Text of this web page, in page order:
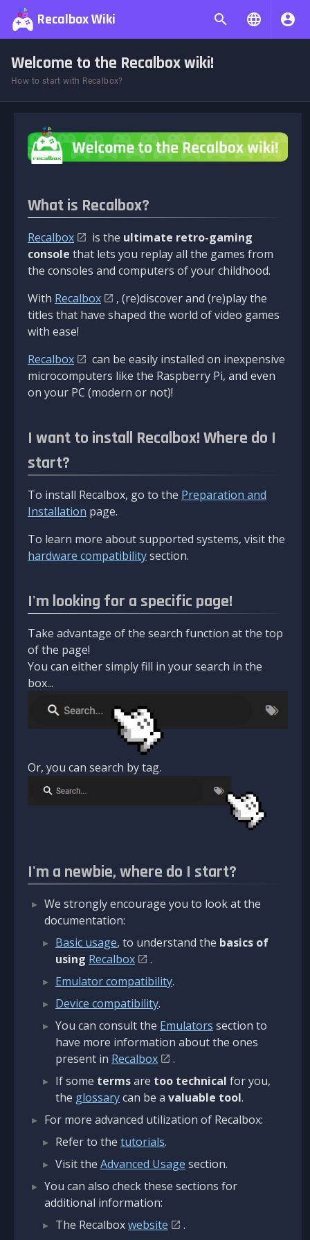
Recalbox Wiki
Welcome to the Recalbox wiki!
How to start with Recalbox?
What is Recalbox?
Recalbox is the ultimate retro-gaming
console that lets you replay all the games from
the consoles and computers of your childhood.
With Recalbox
, (re)discover and (re)play the
titles that have shaped the world of video games
with ease!
Recalbox
can be easily installed on inexpensive
microcomputers like the Raspberry Pi, and even
on your PC (modern or not)!
I want to install Recalbox! Where do I
start?
To install Recalbox, go to the Preparation and
Installation page.
To learn more about supported systems, visit the
hardware compatibilitysection.
I'm looking for a specific page!
Take advantage of the search function at the top
of the page!
You can either simply fill in your search in the
box...
Or, you can search by tag.
I'm a newbie, where do I start?
We strongly encourage you to look at the
documentation:
Basic usage, to understand the basics of
using Recalbox
.
Emulator compatibility.
Device compatibility.
You can consult the Emulators section to
have more information about the ones
present in Recalbox
.
If some termsare too technical for you,
the glossarycan be a valuable tool.
For more advanced utilization of Recalbox:
Refer to the tutorials.
Visit the Advanced Usage section.
You can also check these sections for
additional information:
The Recalboxwebsite
.